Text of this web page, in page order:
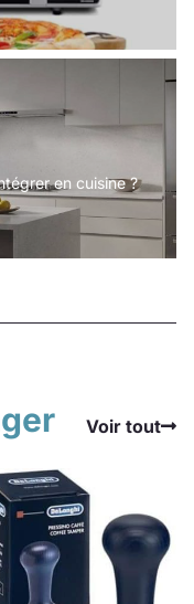
en cuisine ?
Voir tout